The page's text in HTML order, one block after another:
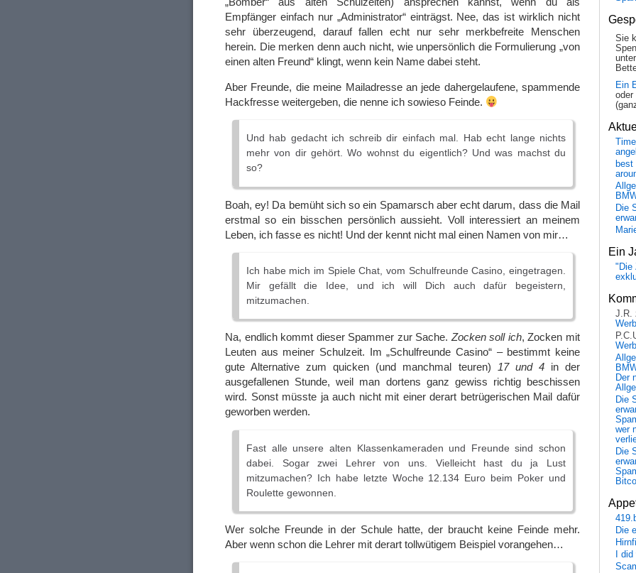
Empfänger einfach nur „Administrator“ einträgst. Nee, das ist wirklich nicht
sehr überzeugend, darauf fallen echt nur sehr merkbefreite Menschen
herein. Die merken denn auch nicht, wie unpersönlich die Formulierung „von
einen alten Freund“ klingt, wenn kein Name dabei steht.
Aber Freunde, die meine Mailadresse an jede dahergelaufene, spammende
Hackfresse weitergeben, die nenne ich sowieso Feinde.
Und hab gedacht ich schreib dir einfach mal. Hab echt lange nichts
mehr von dir gehört. Wo wohnst du eigentlich? Und was machst du
so?
Boah, ey! Da bemüht sich so ein Spamarsch aber echt darum, dass die Mail
erstmal so ein bisschen persönlich aussieht. Voll interessiert an meinem
Leben, ich fasse es nicht! Und der kennt nicht mal einen Namen von mir…
Ich habe mich im Spiele Chat, vom Schulfreunde Casino, eingetragen.
Mir gefällt die Idee, und ich will Dich auch dafür begeistern,
mitzumachen.
Na, endlich kommt dieser Spammer zur Sache. Zocken soll ich, Zocken mit
Leuten aus meiner Schulzeit. Im „Schulfreunde Casino“ – bestimmt keine
gute Alternative zum quicken (und manchmal teuren) 17 und 4in der
ausgefallenen Stunde, weil man dortens ganz gewiss richtig beschissen
wird. Sonst müsste ja auch nicht mit einer derart betrügerischen Mail dafür
geworben werden.
Fast alle unsere alten Klassenkameraden und Freunde sind schon
dabei. Sogar zwei Lehrer von uns. Vielleicht hast du ja Lust
mitzumachen? Ich habe letzte Woche 12.134 Euro beim Poker und
Roulette gewonnen.
Wer solche Freunde in der Schule hatte, der braucht keine Feinde mehr.
Aber wenn schon die Lehrer mit derart tollwütigem Beispiel vorangehen…
Sie
Ein
oder
Die
Ein
"Die
J.R.
Der
Die
wer
Die
Die
I